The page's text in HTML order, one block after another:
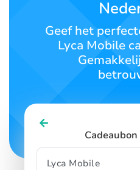
SIGN UP
Geef het
Lyca Mobile